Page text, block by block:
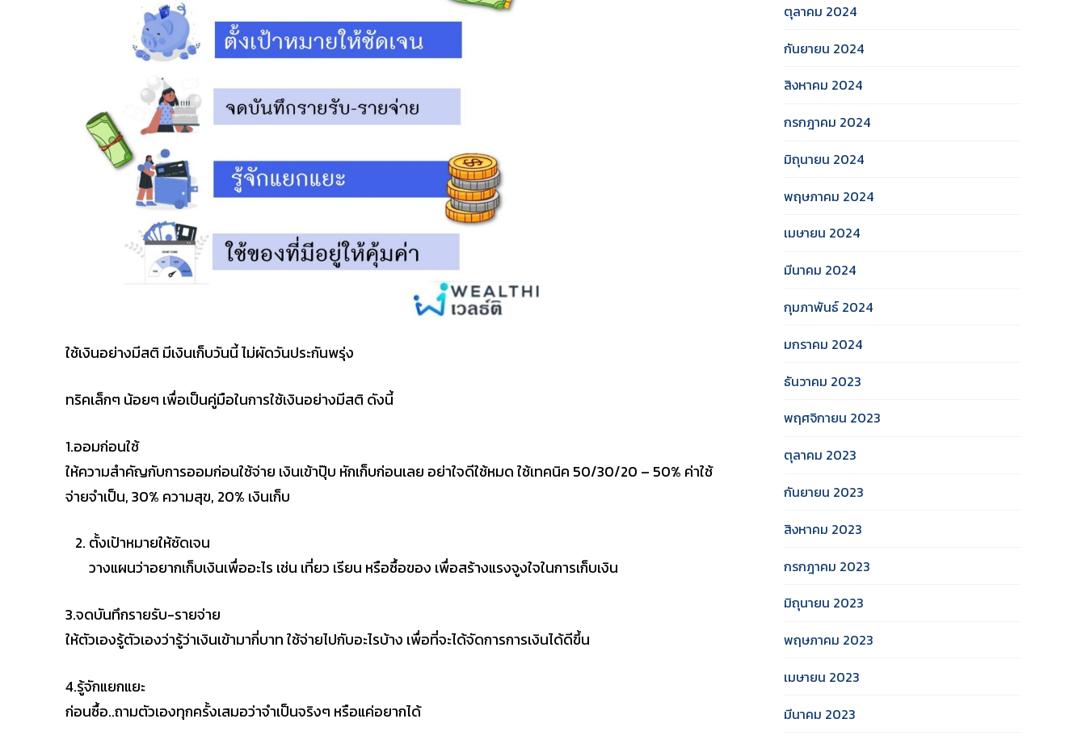
ใช้เงินอย่างมีสติ มีเงินเก็บวันนี้ ไม่ผัดวันประกันพรุ่ง
ทริคเล็กๆ น้อยๆ เพื่อเป็นคู่มือในการใช้เงินอย่างมีสติ ดังนี้
1.ออมก่อนใช้
ให้ความสำคัญกับการออมก่อนใช้จ่าย เงินเข้าปุ๊บ หักเก็บก่อนเลย อย่าใจดีใช้หมด ใช้เทคนิค 50/30/20 – 50% ค่าใช้
จ่ายจำเป็น, 30% ความสุข, 20% เงินเก็บ
ตั้งเป้าหมายให้ชัดเจน
วางแผนว่าอยากเก็บเงินเพื่ออะไร เช่น เที่ยว เรียน หรือซื้อของ เพื่อสร้างแรงจูงใจในการเก็บเงิน
3.จดบันทึกรายรับ-รายจ่าย
ให้ตัวเองรู้ตัวเองว่ารู้ว่าเงินเข้ามากี่บาท ใช้จ่ายไปกับอะไรบ้าง เพื่อที่จะได้จัดการการเงินได้ดีขึ้น
4.รู้จักแยกแยะ
ก่อนซื้อ..ถามตัวเองทุกครั้งเสมอว่าจำเป็นจริงๆ หรือแค่อยากได้
ตุลาคม 2024
กันยายน 2024
สิงหาคม 2024
กรกฎาคม 2024
มิถุนายน 2024
พฤษภาคม 2024
เมษายน 2024
มีนาคม 2024
กุมภาพันธ์ 2024
มกราคม 2024
ธันวาคม 2023
พฤศจิกายน 2023
ตุลาคม 2023
กันยายน 2023
สิงหาคม 2023
กรกฎาคม 2023
มิถุนายน 2023
พฤษภาคม 2023
เมษายน 2023
มีนาคม 2023